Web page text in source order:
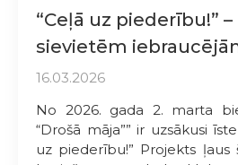
“Ceļā uz piederību!”
sievietēm
16.03.2026
No 2026. gada 2. marta
“Drošā māja”” ir uzsākusi
uz piederību!” Projekts ļaus